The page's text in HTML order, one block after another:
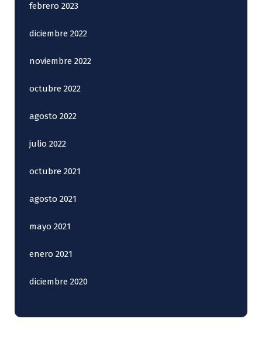
febrero 2023
diciembre 2022
noviembre 2022
octubre 2022
agosto 2022
julio 2022
octubre 2021
agosto 2021
mayo 2021
enero 2021
diciembre 2020